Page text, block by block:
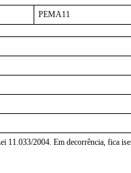
PEMA11
2004. Em decorrência, fica